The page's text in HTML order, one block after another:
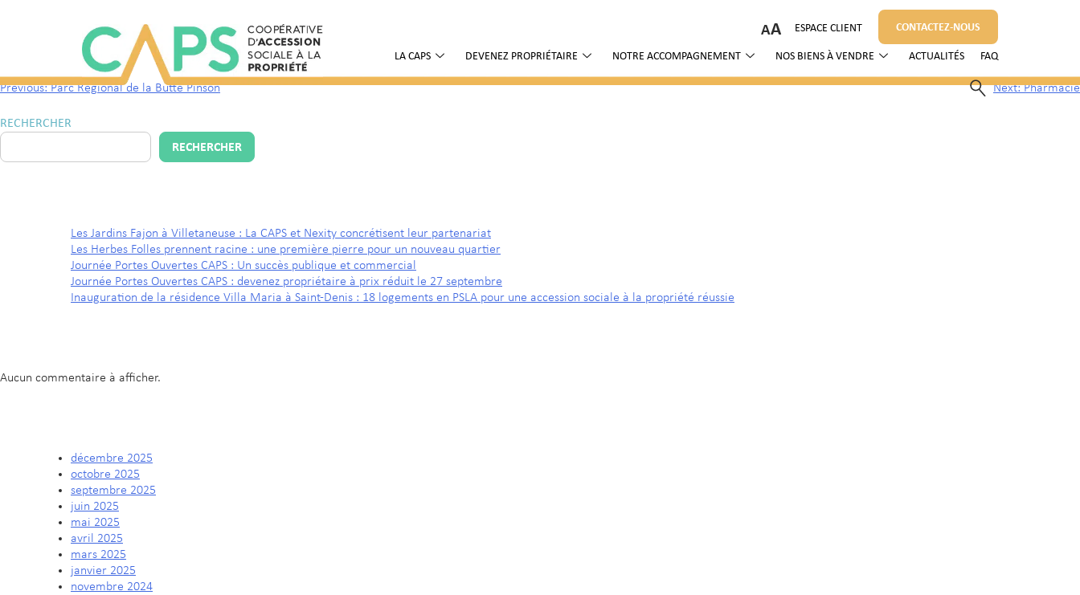
ESPACE CLIENT CONTACTEZ-NOUS
LA CAPS DEVENEZ PROPRIÉTAIRE NOTRE ACCOMPAGNEMENT NOS BIENS À VENDRE ACTUALITÉS FAQ
Previous: Parc Régional de la Butte Pinson Next: Pharmacie
RECHERCHER
RECHERCHER
Les Jardins Fajon à Villetaneuse : La CAPS et Nexity concrétisent leur partenariat
Les Herbes Folles prennent racine : une première pierre pour un nouveau quartier
Journée Portes Ouvertes CAPS : Un succès publique et commercial
Journée Portes Ouvertes CAPS : devenez propriétaire à prix réduit le 27 septembre
Inauguration de la résidence Villa Maria à Saint-Denis : 18 logements en PSLA pour une accession sociale à la propriété réussie
Aucun commentaire à afficher.
décembre 2025
octobre 2025
septembre 2025
juin 2025
mai 2025
avril 2025
mars 2025
janvier 2025
novembre 2024
A